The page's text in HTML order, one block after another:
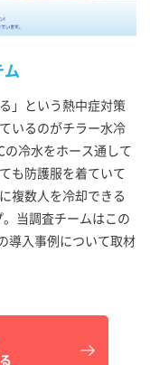
」という熱中症対策
いるのがチラー水冷
冷水をホース通して
も防護服を着ていて
複数人を冷却できる
当調査チームはこの
導入事例について取材